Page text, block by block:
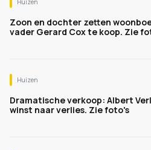
Huizen
Zoon en dochter zetten
vader Gerard Cox te koop. Zie
Huizen
Dramatische verkoop: Albert
winst naar verlies. Zie foto's